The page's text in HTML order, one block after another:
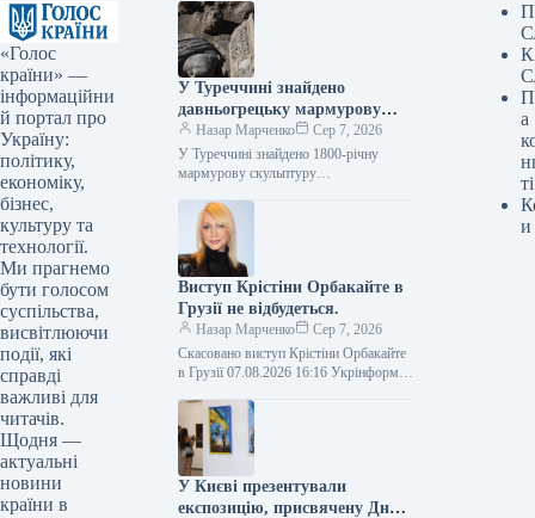
«Голос
країни» —
інформаційни
й портал про
Україну:
політику,
економіку,
бізнес,
культуру та
технології.
Ми прагнемо
бути голосом
суспільства,
висвітлюючи
події, які
справді
важливі для
читачів.
Щодня —
актуальні
новини
країни в
У Туреччині знайдено
давньогрецьку мармурову
статую бога лікування, вік
якої становить 1800 років.
Назар Марченко
Сер 7, 2026
У Туреччині знайдено 1800-річну
мармурову скульптуру
07.08.2026 16:02 Укрінформ У
давньому місті Аспендос,
розташованому в турецькій…
Виступ Крістіни Орбакайте в
Грузії не відбудеться.
Назар Марченко
Сер 7, 2026
Скасовано виступ Крістіни Орбакайте
в Грузії 07.08.2026 16:16 Укрінформ У
запланований виступ російської
артистки Крістіни…
У Києві презентували
експозицію, присвячену Дню
а
ті
и